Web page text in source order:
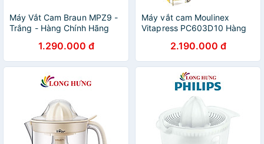
Máy Vắt Cam Braun MPZ9 -
Trắng - Hàng Chính Hãng
1.290.000 đ
Máy vắt cam Moulinex
Vitapress PC603D10 Hàng
2.190.000 đ